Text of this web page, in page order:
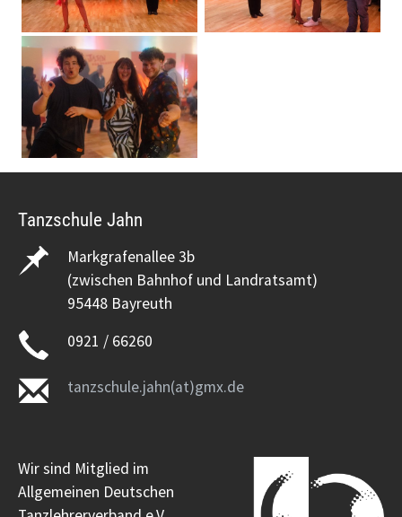
Tanzschule Jahn
Markgrafenallee 3b
(zwischen Bahnhof und Landratsamt)
95448 Bayreuth
0921 / 66260
tanzschule.jahn(at)gmx.de
Wir sind Mitglied im
Allgemeinen Deutschen